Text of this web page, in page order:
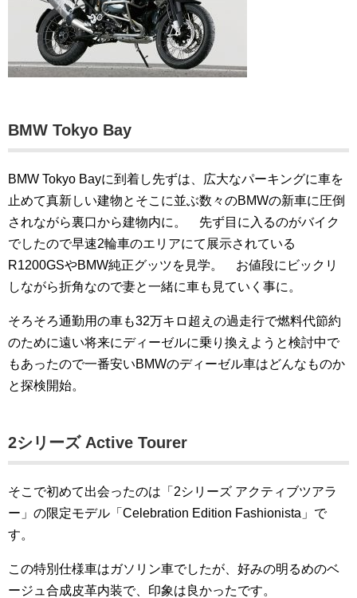
BMW Tokyo Bay
BMW Tokyo Bayに到着し先ずは、広大なパーキングに車を
止めて真新しい建物とそこに並ぶ数々のBMWの新車に圧倒
されながら裏口から建物内に。 先ず目に入るのがバイク
でしたので早速2輪車のエリアにて展示されている
R1200GSやBMW純正グッツを見学。 お値段にビックリ
しながら折角なので妻と一緒に車も見ていく事に。
そろそろ通勤用の車も32万キロ超えの過走行で燃料代節約
のために遠い将来にディーゼルに乗り換えようと検討中で
もあったので一番安いBMWのディーゼル車はどんなものか
と探検開始。
2シリーズ Active Tourer
そこで初めて出会ったのは「2シリーズ アクティブツアラ
ー」の限定モデル「Celebration Edition Fashionista」で
す。
この特別仕様車はガソリン車でしたが、好みの明るめのベ
ージュ合成皮革内装で、印象は良かったです。